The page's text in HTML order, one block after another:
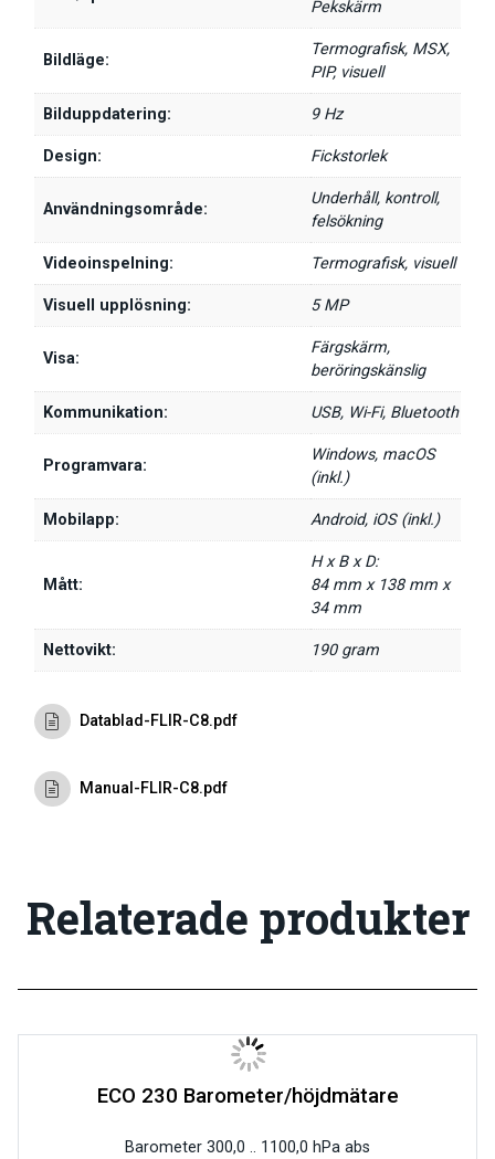
Pekskärm
Bildläge:
Termografisk, MSX,
PIP, visuell
Bilduppdatering: 9 Hz
Design: Fickstorlek
Användningsområde:
Underhåll, kontroll,
felsökning
Videoinspelning: Termografisk, visuell
Visuell upplösning: 5 MP
Visa:
Färgskärm,
beröringskänslig
Kommunikation: USB, Wi-Fi, Bluetooth
Programvara:
Windows, macOS
(inkl.)
Mobilapp: Android, iOS (inkl.)
Mått:
H x B x D:
84 mm x 138 mm x
34 mm
Nettovikt: 190 gram
Datablad-FLIR-C8.pdf
Manual-FLIR-C8.pdf
Relaterade produkter
ECO 230 Barometer/höjdmätare
Barometer 300,0 .. 1100,0 hPa abs